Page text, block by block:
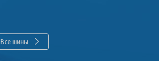
Все шины